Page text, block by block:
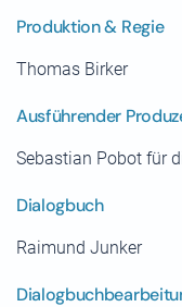
Produktion & Regie
Thomas Birker
Ausführender
Sebastian Pobot für
Dialogbuch
Raimund Junker